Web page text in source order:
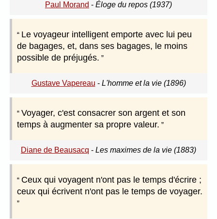
Paul Morand - Éloge du repos (1937)
Le voyageur intelligent emporte avec lui peu
de bagages, et, dans ses bagages, le moins
possible de préjugés.
Gustave Vapereau - L'homme et la vie (1896)
Voyager, c'est consacrer son argent et son
temps à augmenter sa propre valeur.
Diane de Beausacq - Les maximes de la vie (1883)
Ceux qui voyagent n'ont pas le temps d'écrire ;
ceux qui écrivent n'ont pas le temps de voyager.